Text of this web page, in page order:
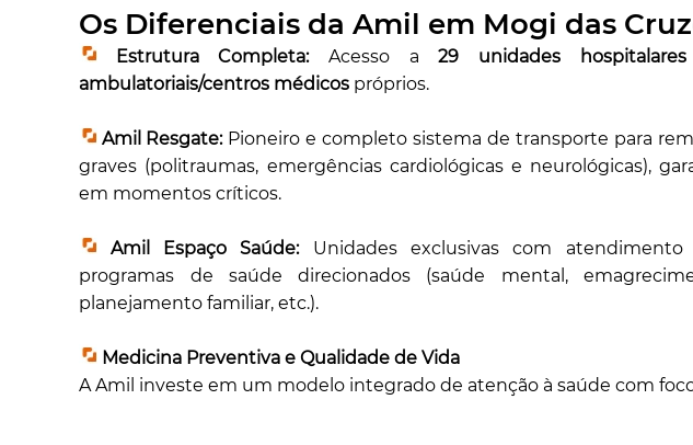
Os Diferenciais da Amil em Mogi das
Estrutura Completa:Acesso a29 unidades hospitalares
ambulatoriais/centros médicos próprios.
Amil Resgate:Pioneiro e completo sistema de transporte para
graves (politraumas, emergências cardiológicas e neurológicas),
em momentos críticos.
Amil Espaço Saúde:Unidades exclusivas com atendimento
programas de saúde direcionados (saúde mental,
planejamento familiar, etc.).
Medicina Preventiva e Qualidade de Vida
A Amil investe em um modelo integrado de atenção à saúde com